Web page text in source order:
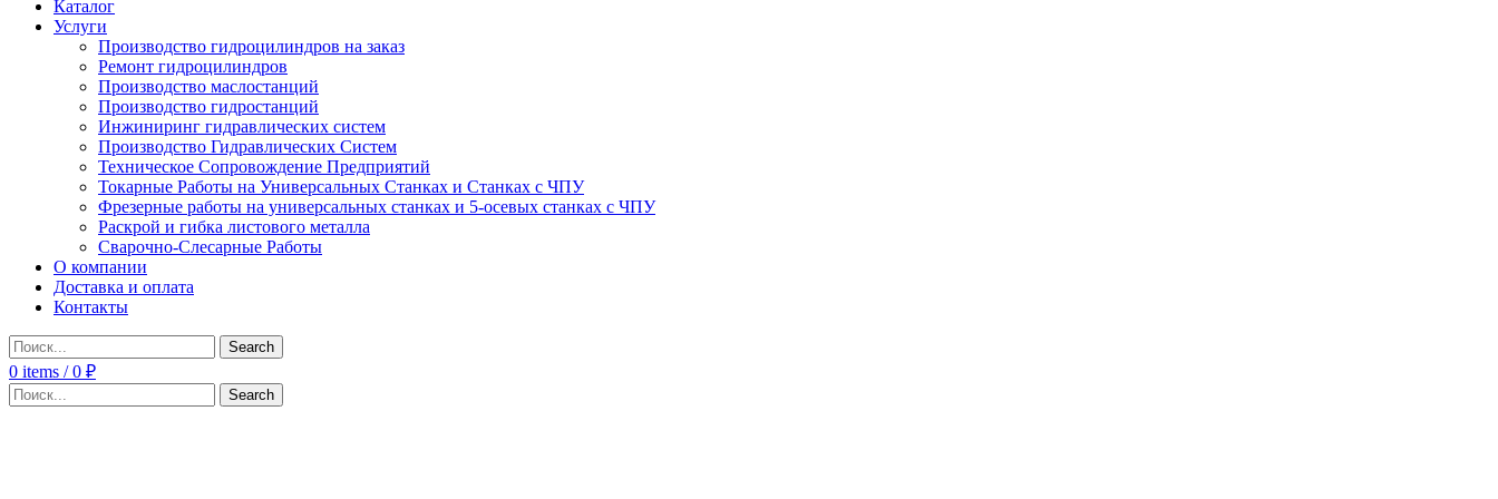
Каталог
Услуги
Производство гидроцилиндров на заказ
Ремонт гидроцилиндров
Производство маслостанций
Производство гидростанций
Инжиниринг гидравлических систем
Производство Гидравлических Систем
Техническое Сопровождение Предприятий
Токарные Работы на Универсальных Станках и Станках с ЧПУ
Фрезерные работы на универсальных станках и 5-осевых станках с ЧПУ
Раскрой и гибка листового металла
Сварочно-Слесарные Работы
О компании
Доставка и оплата
Контакты
Search
0 items / 0 ₽
Search